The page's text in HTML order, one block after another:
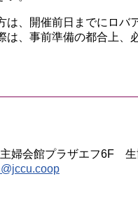
、開催前日までにロバ
、事前準備の都合上、
婦会館プラザエフ6F 生